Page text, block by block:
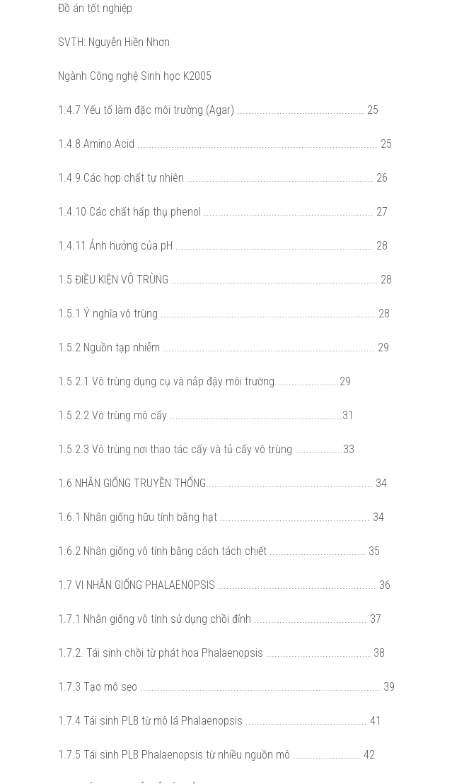
Đồ án tốt nghiệp
SVTH: Nguyễn Hiền Nhơn
Ngành Công nghệ Sinh học K2005
1.4.7 Yếu tố làm đặc môi trường (Agar) ............................................. 25
1.4.8 Amino Acid ..................................................................................... 25
1.4.9 Các hợp chất tự nhiên .................................................................. 26
1.4.10 Các chất hấp thụ phenol ............................................................ 27
1.4.11 Ảnh hưởng của pH ...................................................................... 28
1.5 ĐIỀU KIỆN VÔ TRÙNG ......................................................................... 28
1.5.1 Ý nghĩa vô trùng ............................................................................ 28
1.5.2 Nguồn tạp nhiễm ........................................................................... 29
1.5.2.1 Vô trùng dụng cụ và nắp đậy môi trường.......................29
1.5.2.2 Vô trùng mô cấy .............................................................31
1.5.2.3 Vô trùng nơi thao tác cấy và tủ cấy vô trùng .................33
1.6 NHÂN GIỐNG TRUYỀN THỐNG........................................................... 34
1.6.1 Nhân giống hữu tính bằng hạt ..................................................... 34
1.6.2 Nhân giống vô tính bằng cách tách chiết .................................. 35
1.7 VI NHÂN GIỐNG PHALAENOPSIS ........................................................ 36
1.7.1 Nhân giống vô tính sử dụng chồi đỉnh ........................................ 37
1.7.2. Tái sinh chồi từ phát hoa Phalaenopsis ..................................... 38
1.7.3 Tạo mô sẹo ..................................................................................... 39
1.7.4 Tái sinh PLB từ mô lá Phalaenopsis ........................................... 41
1.7.5 Tái sinh PLB Phalaenopsis từ nhiều nguồn mô ........................ 42